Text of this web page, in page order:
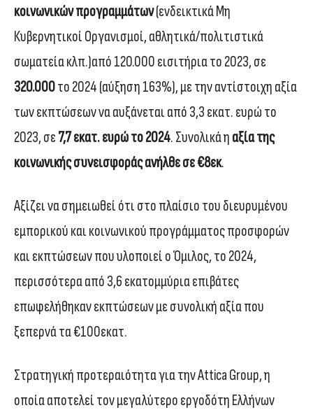
κοινωνικών προγραμμάτων(ενδεικτικά Μη
Κυβερνητικοί Οργανισμοί, αθλητικά/πολιτιστικά
σωματεία κλπ.)από 120.000 εισιτήρια το 2023, σε
320.000το 2024 (αύξηση 163%), με την αντίστοιχη αξία
των εκπτώσεων να αυξάνεται από 3,3 εκατ. ευρώ το
2023, σε 7,7 εκατ. ευρώ το 2024. Συνολικά η αξία της
κοινωνικής συνεισφοράς ανήλθε σε €8εκ.
Αξίζει να σημειωθεί ότι στο πλαίσιο του διευρυμένου
εμπορικού και κοινωνικού προγράμματος προσφορών
και εκπτώσεων που υλοποιεί ο Όμιλος, το 2024,
περισσότερα από 3,6 εκατομμύρια επιβάτες
επωφελήθηκαν εκπτώσεων με συνολική αξία που
ξεπερνά τα €100εκατ.
Στρατηγική προτεραιότητα για την Attica Group, η
οποία αποτελεί τον μεγαλύτερο εργοδότη Ελλήνων